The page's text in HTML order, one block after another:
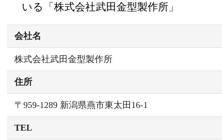
いる「株式会社武田金型製作所」
会社名
株式会社武田金型製作所
住所
〒959-1289 新潟県燕市東太田16-1
TEL